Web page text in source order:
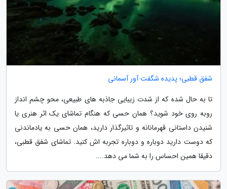
شفق قطبی؛ پدیده شگفت آور آسمانی
تا به حال شده که از شدت زیبایی جاذبه های طبیعی، محو چشم انداز
روبه روی خود شوید؟ همان حسی که هنگام تماشای یک اثر هنری یا
شنیدن داستانی قهرمانانه و تاثیرگذار دارید، همان حسی به یادماندنی
که دوست دارید دوباره و دوباره تجربه اش کنید. تماشای شفق قطبی،
دقیقا همین احساس را به شما می دهد....